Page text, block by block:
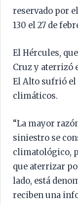
reservado por
130 el 27 de
El Hércules,
Cruz y aterrizó
El Alto sufrió el
climáticos.
“La mayor
siniestro se
climatológico,
que aterrizar
lado, está
reciben una